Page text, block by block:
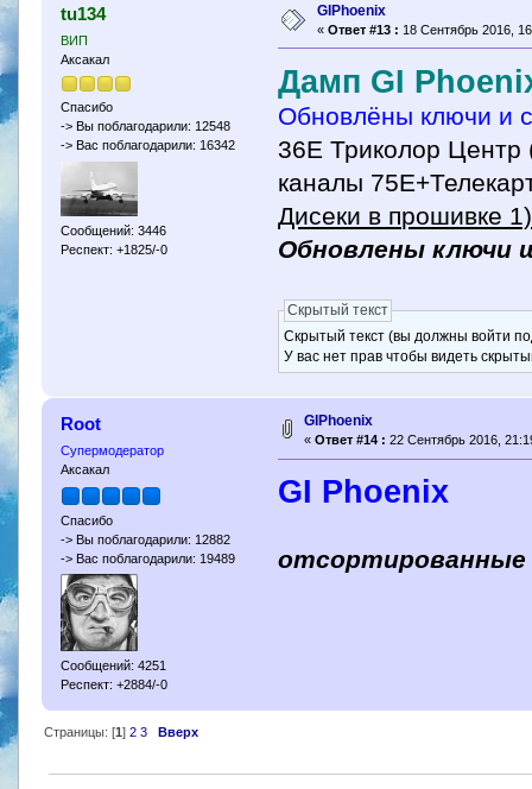
tu134
ВИП
Аксакал
Спасибо
-> Вы поблагодарили: 12548
-> Вас поблагодарили: 16342
Сообщений: 3446
Респект: +1825/-0
GIPhoenix
« Ответ #13 : 18 Сентябрь 2016,
Дамп GI
Обновлёны ключи и
36Е Триколор
каналы
Дисеки в прошивке
Обновлены ключи
Скрытый текст
Скрытый текст (вы должны войти
У вас нет прав чтобы видеть
Root
Супермодератор
Аксакал
Спасибо
-> Вы поблагодарили: 12882
-> Вас поблагодарили: 19489
Сообщений: 4251
Респект: +2884/-0
GIPhoenix
« Ответ #14 : 22 Сентябрь 2016,
GI Phoenix
отсортированные
Страницы: [1] 2 3 Вверх